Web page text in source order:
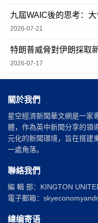
九屆WAIC後的思考：
2026-07-21
特朗普威脅對伊朗採取
2026-07-17
關於我們
星空經濟新聞華文網是一家
體，作為英中新聞分享的領
元化的新聞環境，旨在搭建
一處角落。
聯絡我們
編 輯 部：KINGTON
電子郵箱：
總编寄语